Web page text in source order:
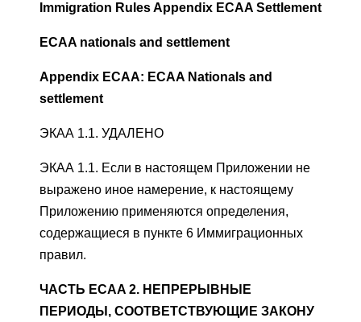
Immigration Rules Appendix ECAA Settlement
ECAA nationals and settlement
Appendix ECAA: ECAA Nationals and
settlement
ЭКАА 1.1. УДАЛЕНО
ЭКАА 1.1. Если в настоящем Приложении не
выражено иное намерение, к настоящему
Приложению применяются определения,
содержащиеся в пункте 6 Иммиграционных
правил.
ЧАСТЬ ECAA 2. НЕПРЕРЫВНЫЕ
ПЕРИОДЫ, СООТВЕТСТВУЮЩИЕ ЗАКОНУ